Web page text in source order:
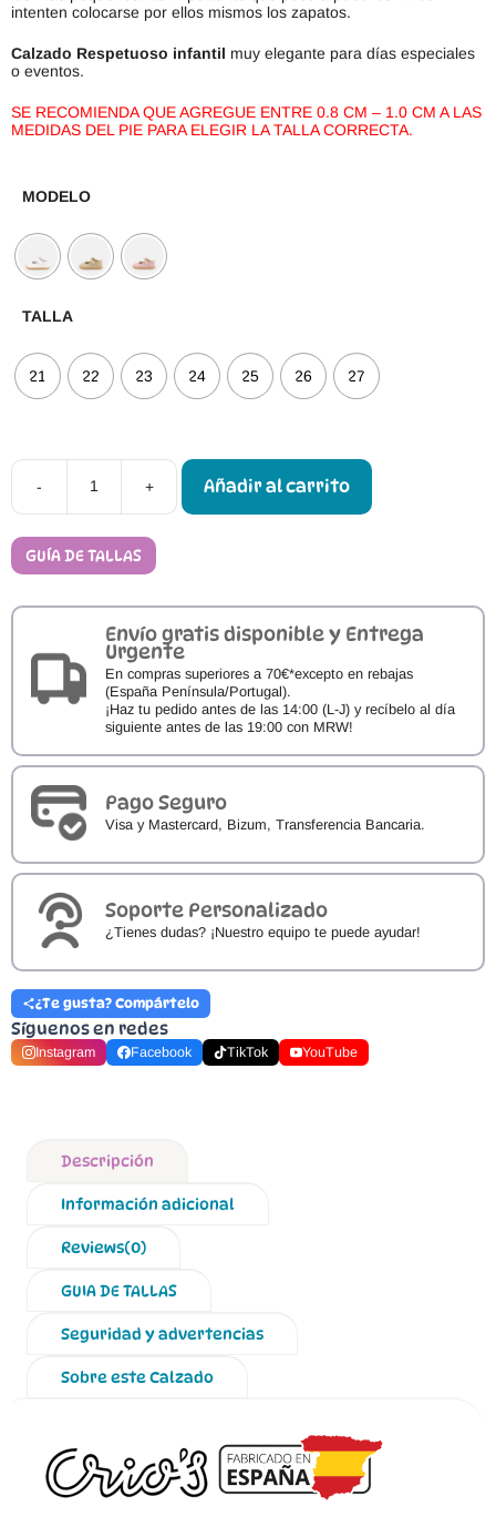
intenten colocarse por ellos mismos los zapatos.
Calzado Respetuoso infantil muy elegante para días especiales
o eventos.
SE RECOMIENDA QUE AGREGUE ENTRE 0.8 CM – 1.0 CM A LAS
MEDIDAS DEL PIE PARA ELEGIR LA TALLA CORRECTA.
MODELO
TALLA
21 22 23 24 25 26 27
-
Merceditas
Respetuosas
+ Añadir al carrito
GUÍA DE TALLAS
Envío gratis disponible y Entrega
Urgente
En compras superiores a 70€*excepto en rebajas
(España Península/Portugal).
¡Haz tu pedido antes de las 14:00 (L-J) y recíbelo al día
siguiente antes de las 19:00 con MRW!
Pago Seguro
Visa y Mastercard, Bizum, Transferencia Bancaria.
Soporte Personalizado
¿Tienes dudas? ¡Nuestro equipo te puede ayudar!
¿Te gusta? Compártelo
Síguenos en redes
Instagram Facebook TikTok YouTube
Descripción
Información adicional
Reviews(0)
GUIA DE TALLAS
Seguridad y advertencias
Sobre este Calzado